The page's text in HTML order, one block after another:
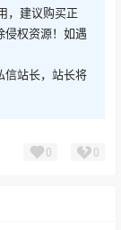
，建议购买正
侵权资源！如遇
信站长，站长将
0 0